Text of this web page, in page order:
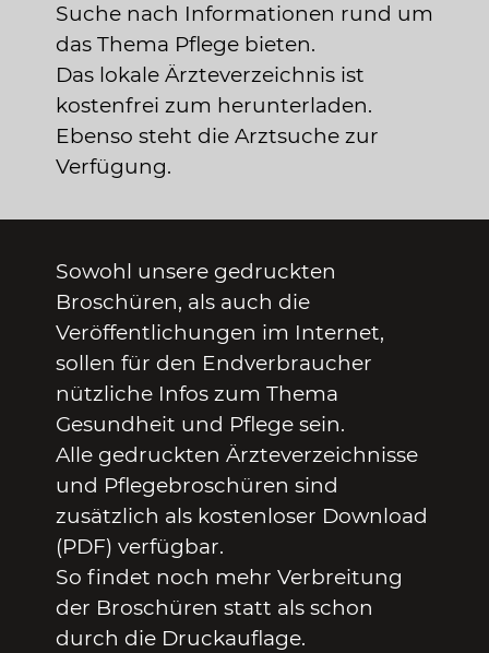
Suche nach Informationen rund um
das Thema Pflege bieten.
Das lokale Ärzteverzeichnis ist
kostenfrei zum herunterladen.
Ebenso steht die Arztsuche zur
Verfügung.
Sowohl unsere gedruckten
Broschüren, als auch die
Veröffentlichungen im Internet,
sollen für den Endverbraucher
nützliche Infos zum Thema
Gesundheit und Pflege sein.
Alle gedruckten Ärzteverzeichnisse
und Pflegebroschüren sind
zusätzlich als kostenloser Download
(PDF) verfügbar.
So findet noch mehr Verbreitung
der Broschüren statt als schon
durch die Druckauflage.